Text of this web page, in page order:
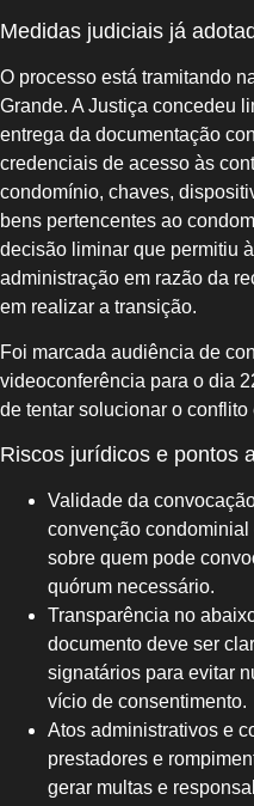
Medidas judiciais já
O processo está tramitando
Grande. A Justiça concedeu
entrega da documentação
credenciais de acesso às
condomínio, chaves,
bens pertencentes ao
decisão liminar que permitiu
administração em razão da
em realizar a transição.
Foi marcada audiência de
videoconferência para o dia
de tentar solucionar o conflito
Riscos jurídicos e pontos
Validade da
convenção
sobre quem pode
quórum necessário.
Transparência no
documento deve ser
signatários para evitar
vício de consentimento.
Atos administrativos e
prestadores e
gerar multas e